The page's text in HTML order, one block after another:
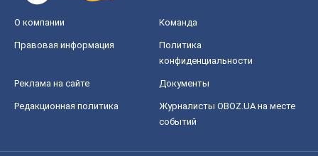
О компании Команда
Правовая информация
Политика
конфиденциальности
Реклама на сайте Документы
Редакционная политика
Журналисты OBOZ.UA на месте
событий